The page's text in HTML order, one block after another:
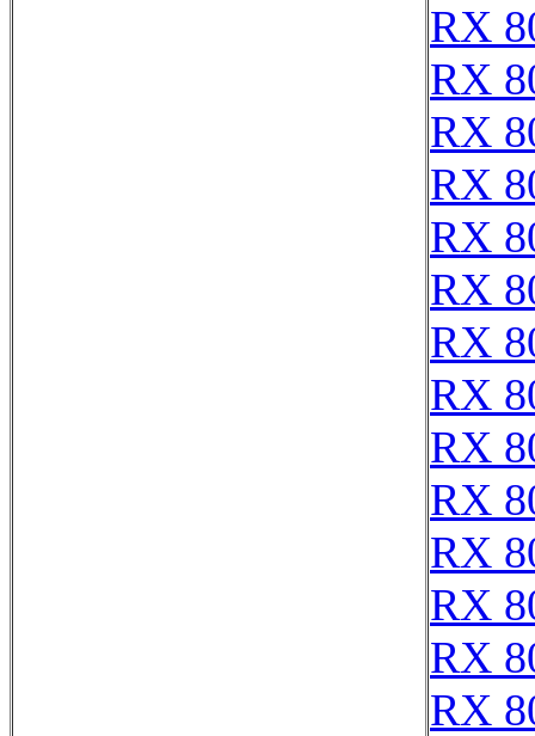
RX
RX
RX
RX
RX
RX
RX
RX
RX
RX
RX
RX
RX
RX